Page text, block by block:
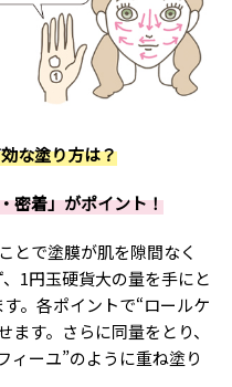
な塗り方は？
密着」がポイント！
とで塗膜が肌を隙間なく
1円玉硬貨大の量を手にと
。各ポイントで“ロールケ
す。さらに同量をとり、
ィーユ”のように重ね塗り